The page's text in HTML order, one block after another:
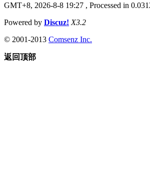
GMT+8, 2026-8-8 19:27 , Processed in
Powered by Discuz! X3.2
© 2001-2013 Comsenz Inc.
返回顶部